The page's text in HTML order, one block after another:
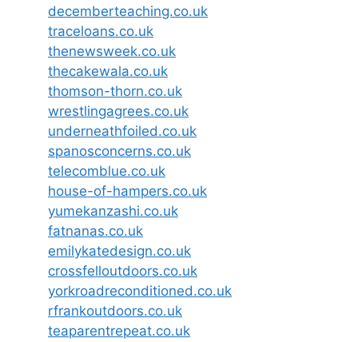
decemberteaching.co.uk
traceloans.co.uk
thenewsweek.co.uk
thecakewala.co.uk
thomson-thorn.co.uk
wrestlingagrees.co.uk
underneathfoiled.co.uk
spanosconcerns.co.uk
telecomblue.co.uk
house-of-hampers.co.uk
yumekanzashi.co.uk
fatnanas.co.uk
emilykatedesign.co.uk
crossfelloutdoors.co.uk
yorkroadreconditioned.co.uk
rfrankoutdoors.co.uk
teaparentrepeat.co.uk